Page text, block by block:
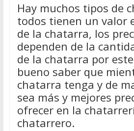
Hay muchos tipos de
todos tienen un valor
de la chatarra, los
dependen de la
de la chatarra por
bueno saber que
chatarra tenga y de
sea más y mejores
ofrecer en la
chatarrero.